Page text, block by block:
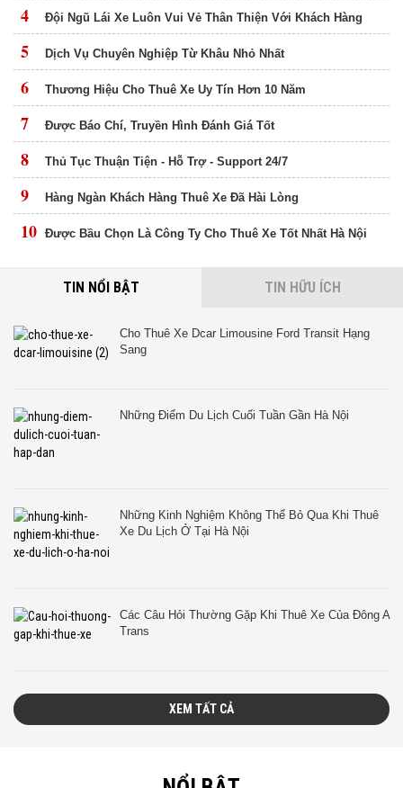
4 Đội Ngũ Lái Xe Luôn Vui Vẻ Thân Thiện Với Khách Hàng
5 Dịch Vụ Chuyên Nghiệp Từ Khâu Nhỏ Nhất
6 Thương Hiệu Cho Thuê Xe Uy Tín Hơn 10 Năm
7 Được Báo Chí, Truyền Hình Đánh Giá Tốt
8 Thủ Tục Thuận Tiện - Hỗ Trợ - Support 24/7
9 Hàng Ngàn Khách Hàng Thuê Xe Đã Hài Lòng
10 Được Bầu Chọn Là Công Ty Cho Thuê Xe Tốt Nhất Hà Nội
TIN NỔI BẬT TIN HỮU ÍCH
Cho Thuê Xe Dcar Limousine Ford Transit Hạng
Sang
Những Điểm Du Lịch Cuối Tuần Gần Hà Nội
Những Kinh Nghiệm Không Thể Bỏ Qua Khi Thuê
Xe Du Lịch Ở Tại Hà Nội
Các Câu Hỏi Thường Gặp Khi Thuê Xe Của Đông A
Trans
XEM TẤT CẢ